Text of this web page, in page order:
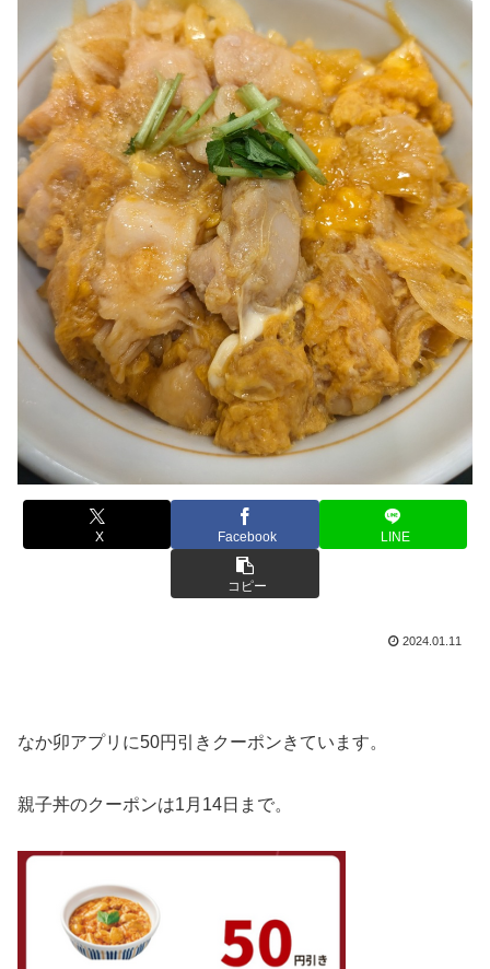
X Facebook LINE
コピー
2024.01.11
なか卯アプリに50円引きクーポンきています。
親子丼のクーポンは1月14日まで。